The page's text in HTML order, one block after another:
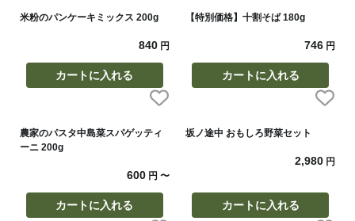
米粉のパンケーキミックス 200g
840円
カートに入れる
【特別価格】十割そば 180g
746 円
カートに入れる
農家のパスタ中島菜スパゲッティ
ーニ 200g
600円 〜
カートに入れる
坂ノ途中 おもしろ野菜セット
2,980 円
カートに入れる